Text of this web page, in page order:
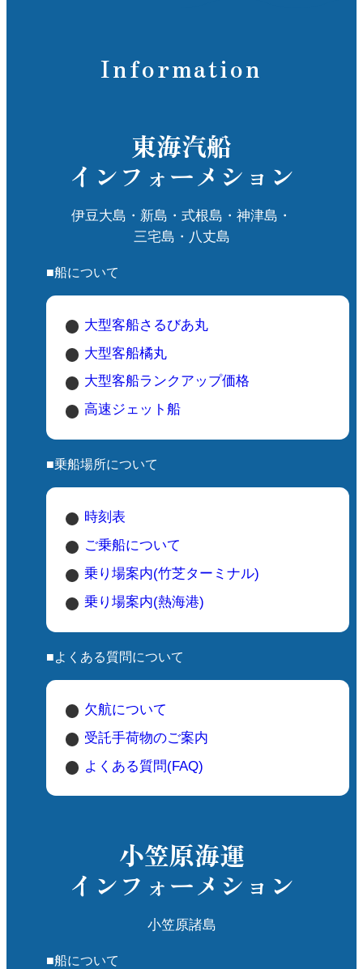
の配慮を忘れずに。また、足湯は水着が
なくても利用可能です。
もにリフレッシュできる「湯の浜露天温
泉」。訪れる際は、自然の美しさと温泉
の温もりを存分に楽しんでください。
ら自然を楽しむことができます。
明日葉と島のりのパスタや赤イカのサラ
ダライスなど、新島の新鮮な食材を使用
した料理を楽しむことができます。ま
ニック気分で公園内で食事を楽しむこと
もできます。
や食事を楽しみながら、ゆったりとした
時間を過ごしてみてはいかがでしょう
Information
東海汽船
インフォーメション
伊豆大島・新島・式根島・神津島・
三宅島・八丈島
■船について
大型客船さるびあ丸
大型客船橘丸
大型客船ランクアップ価格
高速ジェット船
■乗船場所について
時刻表
ご乗船について
乗り場案内(竹芝ターミナル)
乗り場案内(熱海港)
■よくある質問について
欠航について
受託手荷物のご案内
よくある質問(FAQ)
小笠原海運
インフォーメション
小笠原諸島
■船について